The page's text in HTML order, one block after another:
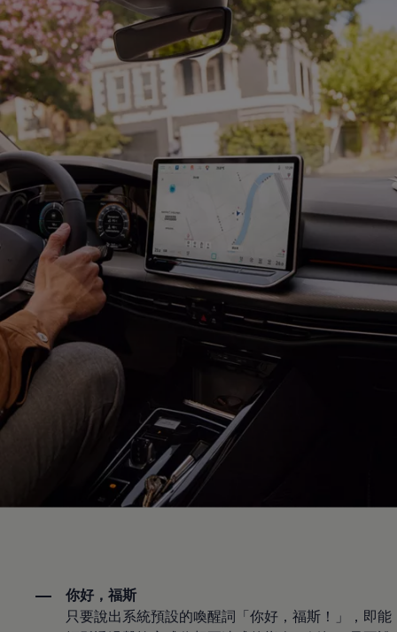
你好，福斯
只要說出系統預設的喚醒詞「你好，福斯！」，即能